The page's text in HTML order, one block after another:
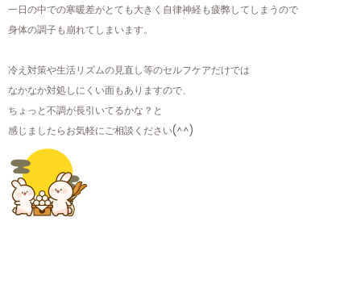
一日の中での寒暖差がとても大きく自律神経も疲弊してしまうので
身体の調子も崩れてしまいます。
冷え対策や生活リズムの見直し等のセルフケアだけでは
なかなか対処しにくい面もありますので、
ちょっと不調が長引いてるかな？と
感じましたらお気軽にご相談ください(^^)